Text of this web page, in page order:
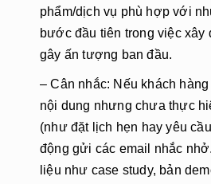
phẩm/dịch vụ phù hợp với
bước đầu tiên trong việc xây
gây ấn tượng ban đầu.
– Cân nhắc: Nếu khách
nội dung nhưng chưa thực
(như đặt lịch hẹn hay yêu
động gửi các email nhắc
liệu như case study, bản